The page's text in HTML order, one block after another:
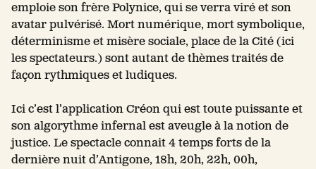
emploie son frère Polynice, qui se verra viré et son
avatar pulvérisé. Mort numérique, mort symbolique,
déterminisme et misère sociale, place de la Cité (ici
les spectateurs.) sont autant de thèmes traités de
façon rythmiques et ludiques.
Ici c’est l’application Créon qui est toute puissante et
son algorythme infernal est aveugle à la notion de
justice. Le spectacle connait 4 temps forts de la
dernière nuit d’Antigone, 18h, 20h, 22h, 00h,